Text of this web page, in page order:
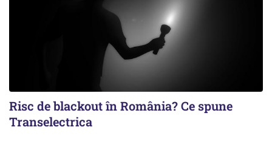
Risc de blackout în România? Ce spune
Transelectrica